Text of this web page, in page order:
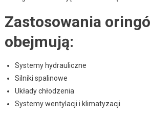
Zastosowania
obejmują:
Systemy hydrauliczne
Silniki spalinowe
Układy chłodzenia
Systemy wentylacji i klimatyzacji